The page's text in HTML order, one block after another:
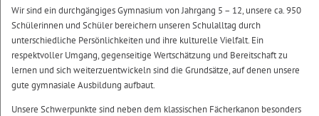
Wir sind ein durchgängiges Gymnasium von Jahrgang 5 – 12, unsere ca. 950
Schülerinnen und Schüler bereichern unseren Schulalltag durch
unterschiedliche Persönlichkeiten und ihre kulturelle Vielfalt. Ein
respektvoller Umgang, gegenseitige Wertschätzung und Bereitschaft zu
lernen und sich weiterzuentwickeln sind die Grundsätze, auf denen unsere
gute gymnasiale Ausbildung aufbaut.
Unsere Schwerpunkte sind neben dem klassischen Fächerkanon besonders